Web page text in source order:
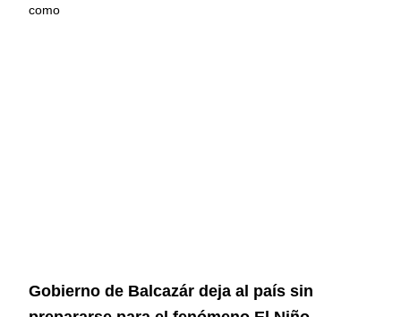
como
Gobierno de Balcazár deja al país sin